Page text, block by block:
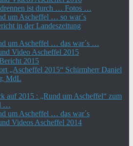
ist durch … Fotos …
um Ascheffel … so war´s
in der Landeszeitung
um Ascheffel … das war´s …
Video Ascheffel 2015
2015
„Ascheffel 2015“ Schirmherr Daniel
MdL
auf 2015 : „Rund um Ascheffel“ zum
…
um Ascheffel … das war´s
Videos Ascheffel 2014